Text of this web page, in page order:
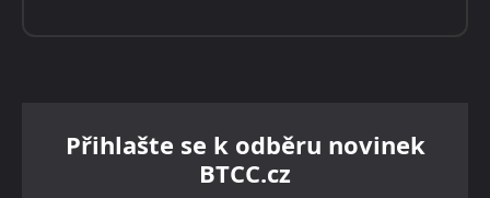
Přihlašte se k odběru novinek
BTCC.cz